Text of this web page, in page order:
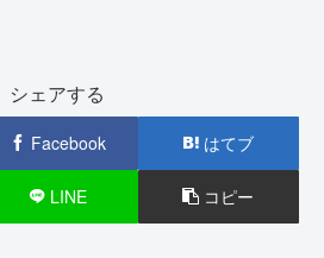
シェアする
Facebook はてブ
LINE コピー